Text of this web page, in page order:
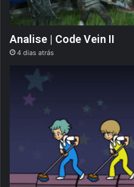
Analise | Code Vein II
4 dias atrás